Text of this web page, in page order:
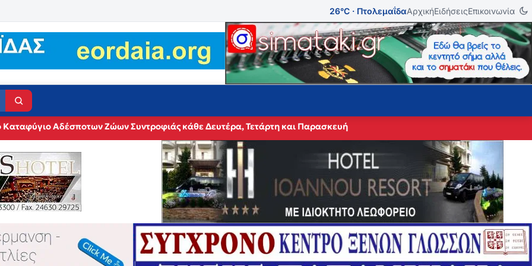
26°C · ΠτολεμαΐδαΑρχικήΕιδήσειςΕπικοινωνία
Καταφύγιο Αδέσποτων Ζώων Συντροφιάς κάθε Δευτέρα, Τετάρτη και Παρασκευή